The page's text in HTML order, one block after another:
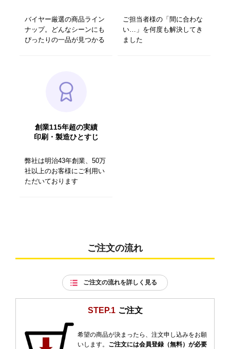
バイヤー厳選の商品ライン
ナップ。どんなシーンにも
ぴったりの一品が見つかる
ご担当者様の「間に合わな
い…」を何度も解決してき
ました
創業115年超の実績
印刷・製造ひとすじ
弊社は明治43年創業、50万
社以上のお客様にご利用い
ただいております
ご注文の流れ
ご注文の流れを詳しく見る
STEP.1 ご注文
希望の商品が決まったら、注文申し込みをお願
いします。 ご注文には会員登録（無料）が必要